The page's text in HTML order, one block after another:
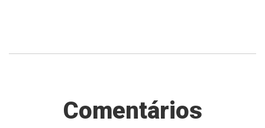
Comentários